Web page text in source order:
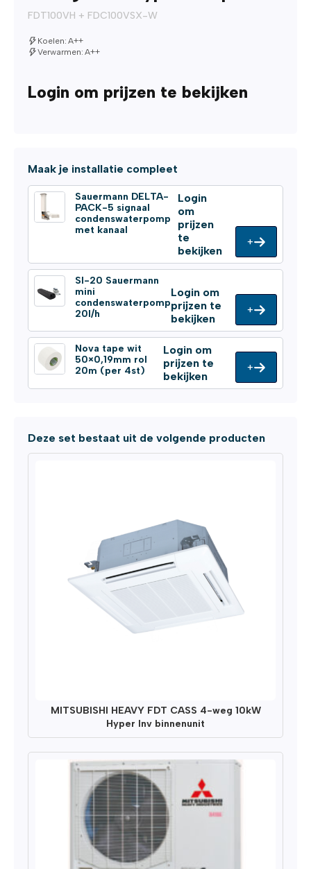
FDT100VH + FDC100VSX-W
Koelen: A++
Verwarmen: A++
Login om prijzen te bekijken
Maak je installatie compleet
Sauermann DELTA-
PACK-5 signaal
condenswaterpomp
met kanaal
Login
om
prijzen
te
bekijken
+
SI-20 Sauermann
mini
condenswaterpomp
20l/h
Login om
prijzen te
bekijken
+
Nova tape wit
50×0,19mm rol
20m (per 4st)
Login om
prijzen te
bekijken
+
Deze set bestaat uit de volgende producten
MITSUBISHI HEAVY FDT CASS 4-weg 10kW
Hyper Inv binnenunit